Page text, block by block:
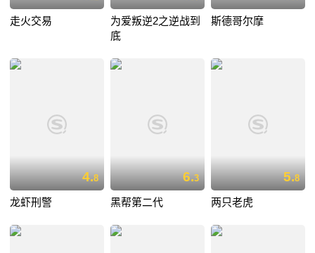
走火交易
为爱叛逆2之逆战到
底
斯德哥尔摩
4.8
龙虾刑警
6.3
黑帮第二代
5.8
两只老虎